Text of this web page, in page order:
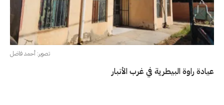
تصوير: أحمد فاضل
عيادة راوة البيطرية في غرب الأنبار